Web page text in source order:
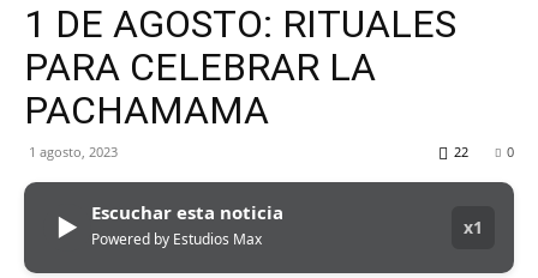
1 DE AGOSTO: RITUALES
PARA CELEBRAR LA
PACHAMAMA
1 agosto, 2023 0
22
▶ Escuchar esta noticia
Powered by Estudios Max
x1